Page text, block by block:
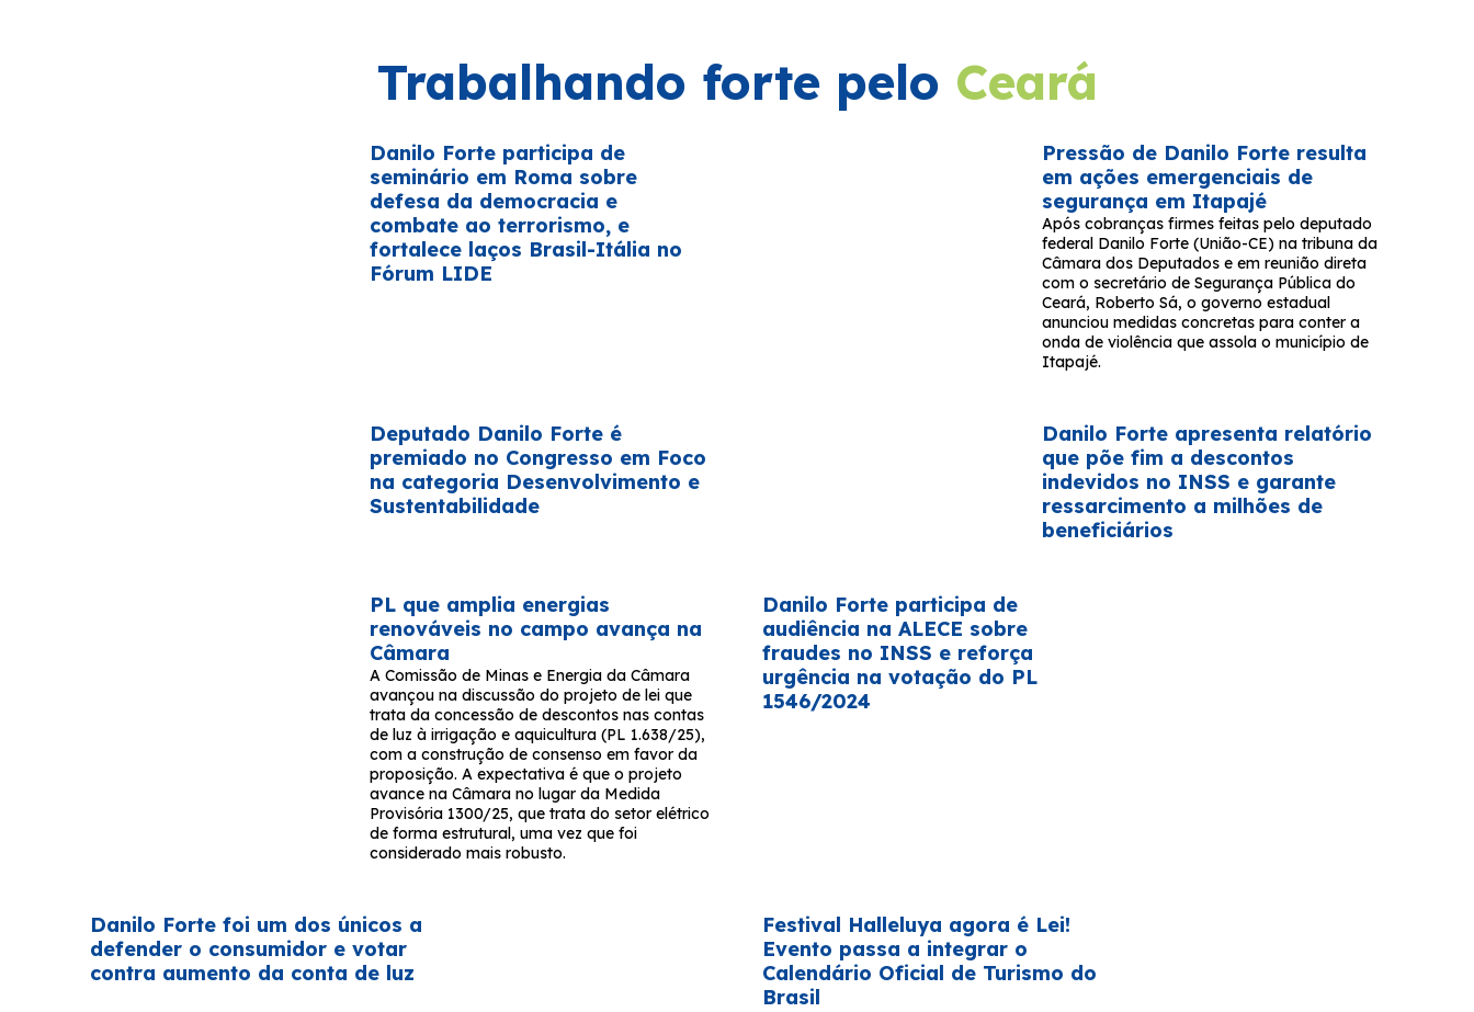
Trabalhando forte pelo Ceará
Danilo Forte participa de
seminário em Roma sobre
defesa da democracia e
combate ao terrorismo, e
fortalece laços Brasil-Itália no
Fórum LIDE
Pressão de Danilo Forte resulta
em ações emergenciais de
segurança em Itapajé
Após cobranças firmes feitas pelo deputado
federal Danilo Forte (União-CE) na tribuna da
Câmara dos Deputados e em reunião direta
com o secretário de Segurança Pública do
Ceará, Roberto Sá, o governo estadual
anunciou medidas concretas para conter a
onda de violência que assola o município de
Itapajé.
Deputado Danilo Forte é
premiado no Congresso em Foco
na categoria Desenvolvimento e
Sustentabilidade
Danilo Forte apresenta relatório
que põe fim a descontos
indevidos no INSS e garante
ressarcimento a milhões de
beneficiários
PL que amplia energias
renováveis no campo avança na
Câmara
A Comissão de Minas e Energia da Câmara
avançou na discussão do projeto de lei que
trata da concessão de descontos nas contas
de luz à irrigação e aquicultura (PL 1.638/25),
com a construção de consenso em favor da
proposição. A expectativa é que o projeto
avance na Câmara no lugar da Medida
Provisória 1300/25, que trata do setor elétrico
de forma estrutural, uma vez que foi
considerado mais robusto.
Danilo Forte participa de
audiência na ALECE sobre
fraudes no INSS e reforça
urgência na votação do PL
1546/2024
Danilo Forte foi um dos únicos a
defender o consumidor e votar
contra aumento da conta de luz
Festival Halleluya agora é Lei!
Evento passa a integrar o
Calendário Oficial de Turismo do
Brasil